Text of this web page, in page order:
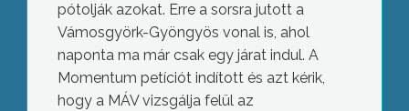
pótolják azokat. Erre a sorsra jutott a
Vámosgyörk-Gyöngyös vonal is, ahol
naponta ma már csak egy járat indul. A
Momentum petíciót indított és azt kérik,
hogy a MÁV vizsgálja felül az